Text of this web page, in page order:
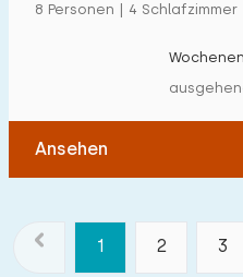
8 Personen | 4
Ansehen
1 2 3